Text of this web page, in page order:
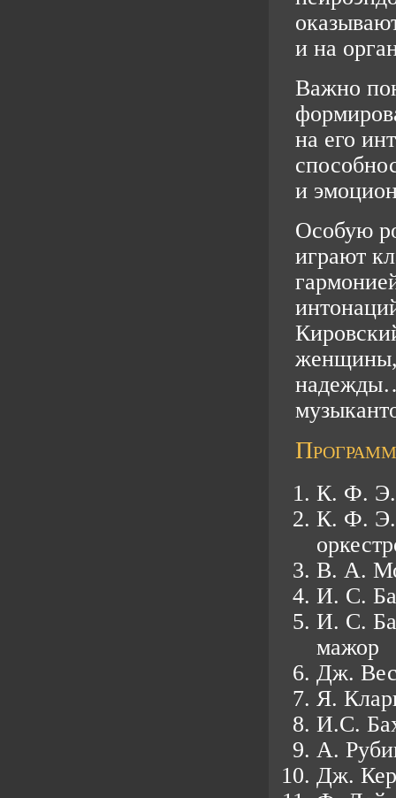
и на
Важно
на его
и
Особую
играют
женщины,
К. Ф. Э.
К. Ф. Э.
В. А.
И. С.
И. С.
мажор
Дж.
Я.
И.С.
А.
Дж.